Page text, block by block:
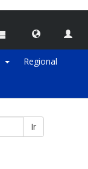
Regional
Ir